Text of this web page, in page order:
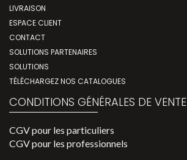
LIVRAISON
ESPACE CLIENT
CONTACT
SOLUTIONS PARTENAIRES
SOLUTIONS
TÉLÉCHARGEZ NOS CATALOGUES
CONDITIONS GÉNÉRALES DE VENTE
CGV pour les particuliers
CGV pour les professionnels